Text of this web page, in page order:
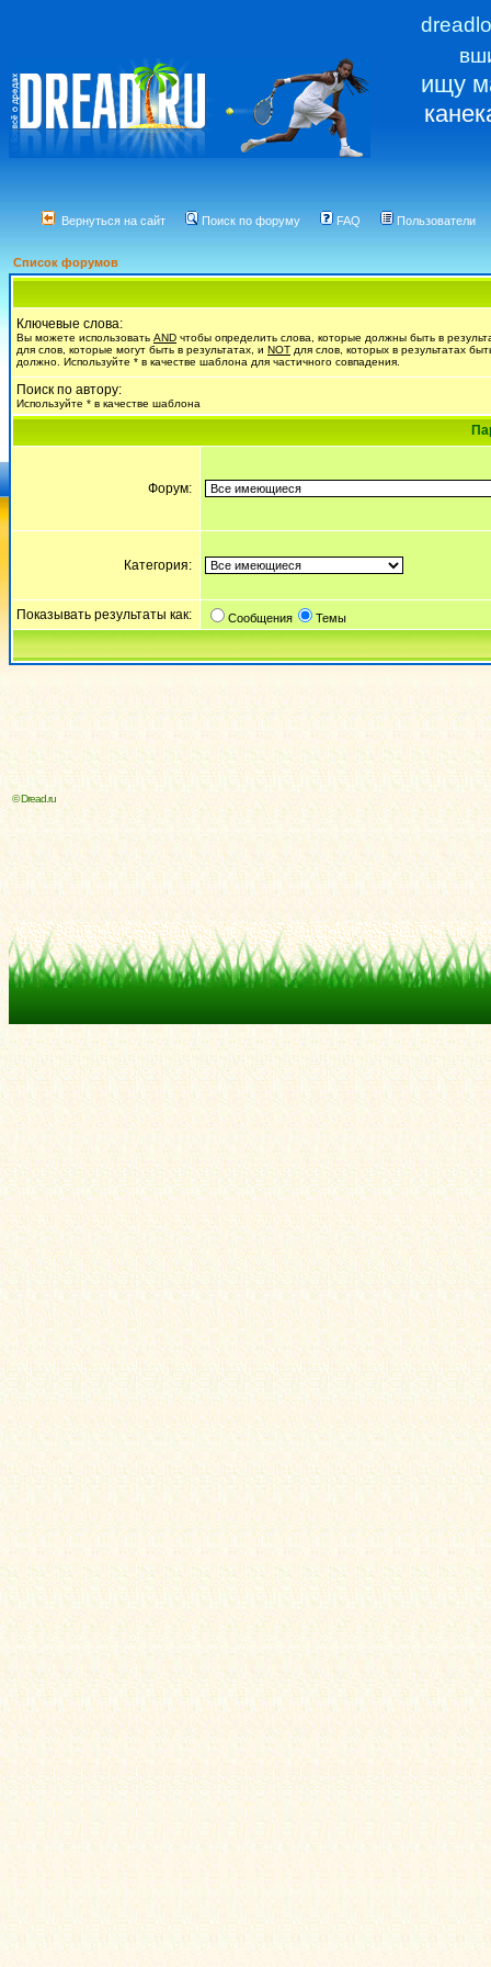
ищу
Вернуться на сайт Поиск по форуму FAQ Пользователи
Список форумов
Ключевые слова:
Вы можете использовать AND чтобы определить слова, которые должны быть в
для слов, которые могут быть в результатах, и NOT для слов, которых в результатах
должно. Используйте * в качестве шаблона для частичного совпадения.
Поиск по автору:
Используйте * в качестве шаблона
Форум:
Категория:
Показывать результаты как: Сообщения Темы
© Dread.ru